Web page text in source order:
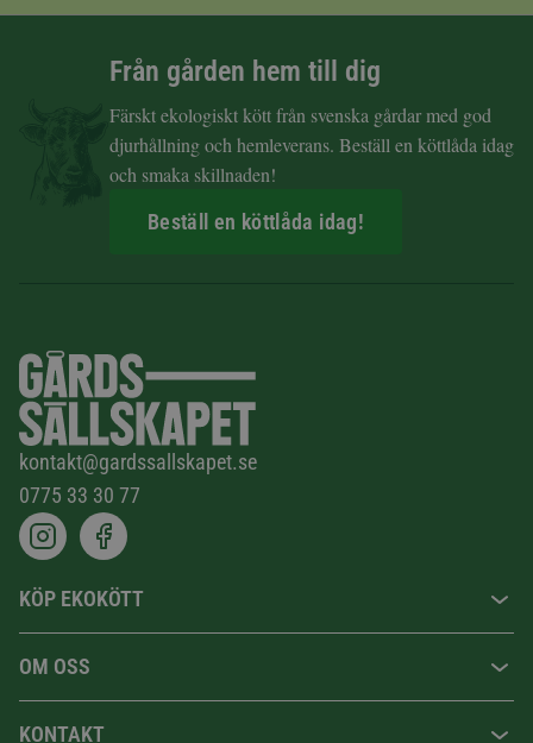
Från gården hem till dig
Färskt ekologiskt kött från svenska gårdar med god
djurhållning och hemleverans. Beställ en köttlåda idag
och smaka skillnaden!
Beställ en köttlåda idag!
kontakt@gardssallskapet.se
0775 33 30 77
KÖP EKOKÖTT
OM OSS
KONTAKT